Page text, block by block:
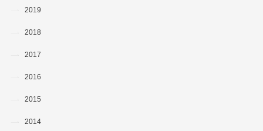
2019
2018
2017
2016
2015
2014